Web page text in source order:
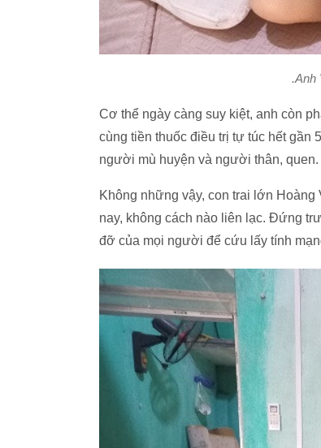
.Anh
Cơ thể ngày càng suy kiệt, anh còn
cùng tiền thuốc điều trị tự túc hết gần
người mù huyện và người thân, quen.
Không những vậy, con trai lớn
nay, không cách nào liên lạc. Đứng
đỡ của mọi người để cứu lấy tính